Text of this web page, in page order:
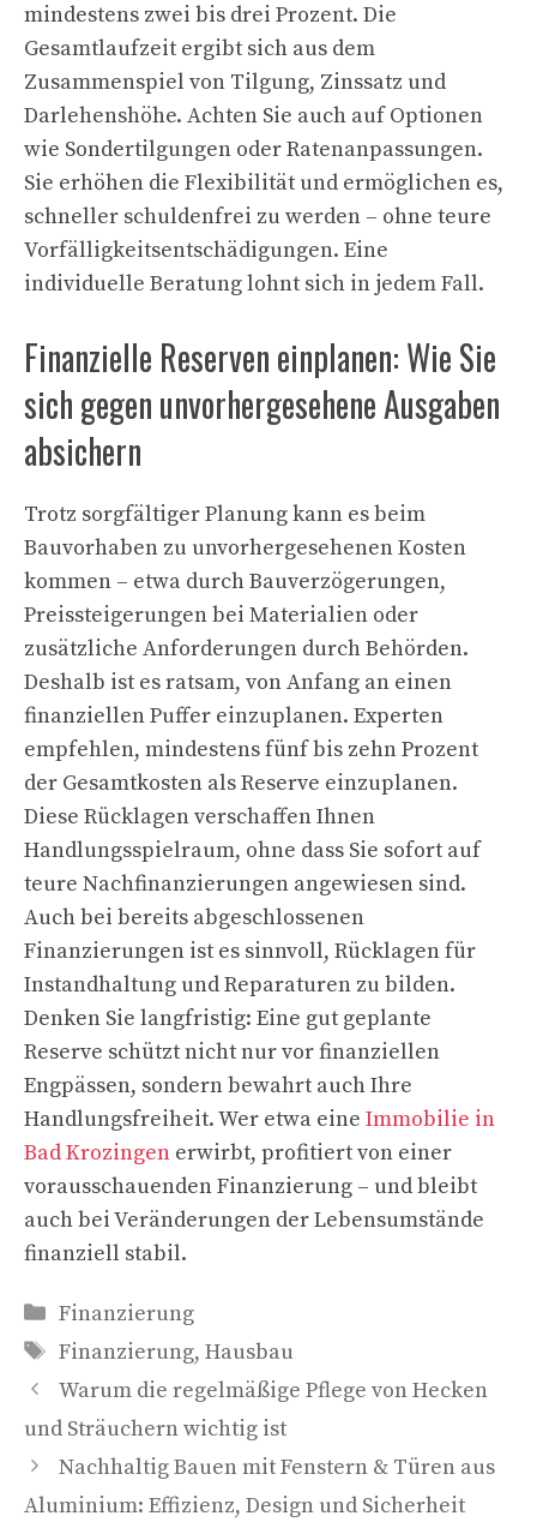
mindestens zwei bis drei Prozent. Die
Gesamtlaufzeit ergibt sich aus dem
Zusammenspiel von Tilgung, Zinssatz und
Darlehenshöhe. Achten Sie auch auf Optionen
wie Sondertilgungen oder Ratenanpassungen.
Sie erhöhen die Flexibilität und ermöglichen es,
schneller schuldenfrei zu werden – ohne teure
Vorfälligkeitsentschädigungen. Eine
individuelle Beratung lohnt sich in jedem Fall.
Finanzielle Reserven einplanen: Wie Sie
sich gegen unvorhergesehene Ausgaben
absichern
Trotz sorgfältiger Planung kann es beim
Bauvorhaben zu unvorhergesehenen Kosten
kommen – etwa durch Bauverzögerungen,
Preissteigerungen bei Materialien oder
zusätzliche Anforderungen durch Behörden.
Deshalb ist es ratsam, von Anfang an einen
finanziellen Puffer einzuplanen. Experten
empfehlen, mindestens fünf bis zehn Prozent
der Gesamtkosten als Reserve einzuplanen.
Diese Rücklagen verschaffen Ihnen
Handlungsspielraum, ohne dass Sie sofort auf
teure Nachfinanzierungen angewiesen sind.
Auch bei bereits abgeschlossenen
Finanzierungen ist es sinnvoll, Rücklagen für
Instandhaltung und Reparaturen zu bilden.
Denken Sie langfristig: Eine gut geplante
Reserve schützt nicht nur vor finanziellen
Engpässen, sondern bewahrt auch Ihre
Handlungsfreiheit. Wer etwa eine Immobilie in
Bad Krozingen erwirbt, profitiert von einer
vorausschauenden Finanzierung – und bleibt
auch bei Veränderungen der Lebensumstände
finanziell stabil.
Kategorien
Finanzierung
Schlagwörter
Finanzierung, Hausbau
Warum die regelmäßige Pflege von Hecken
und Sträuchern wichtig ist
Nachhaltig Bauen mit Fenstern & Türen aus
Aluminium: Effizienz, Design und Sicherheit